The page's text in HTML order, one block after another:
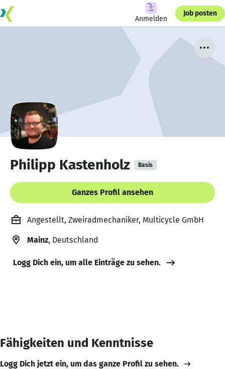
Anmelden
Job posten
Philipp Kastenholz Basis
Ganzes Profil ansehen
Angestellt, Zweiradmechaniker, Multicycle GmbH
Mainz, Deutschland
Logg Dich ein, um alle Einträge zu sehen.
Fähigkeiten und Kenntnisse
Logg Dich jetzt ein, um das ganze Profil zu sehen.